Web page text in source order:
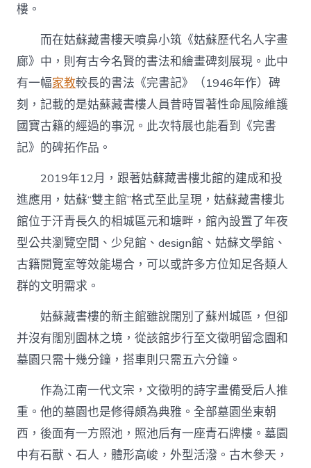
樓。
而在姑蘇藏書樓天噴鼻小筑《姑蘇歷代名人字畫
廊》中，則有古今名賢的書法和繪畫碑刻展現。此中
有一幅家教較長的書法《完書記》（1946年作）碑
刻，記載的是姑蘇藏書樓人員昔時冒著性命風險維護
國寶古籍的經過的事況。此次特展也能看到《完書
記》的碑拓作品。
2019年12月，跟著姑蘇藏書樓北館的建成和投
進應用，姑蘇“雙主館”格式至此呈現，姑蘇藏書樓北
館位于汗青長久的相城區元和塘畔，館內設置了年夜
型公共瀏覽空間、少兒館、design館、姑蘇文學館、
古籍閱覽室等效能場合，可以或許多方位知足各類人
群的文明需求。
姑蘇藏書樓的新主館雖說闊別了蘇州城區，但卻
并沒有闊別園林之境，從該館步行至文徵明留念園和
墓園只需十幾分鐘，搭車則只需五六分鐘。
作為江南一代文宗，文徵明的詩字畫備受后人推
重。他的墓園也是修得頗為典雅。全部墓園坐東朝
西，後面有一方照池，照池后有一座青石牌樓。墓園
中有石獸、石人，體形高峻，外型活潑。古木參天，